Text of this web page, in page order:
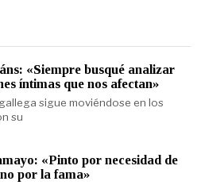
«Siempre busqué analizar
íntimas que nos afectan»
sigue moviéndose en los
su
«Pinto por necesidad de
por la fama»